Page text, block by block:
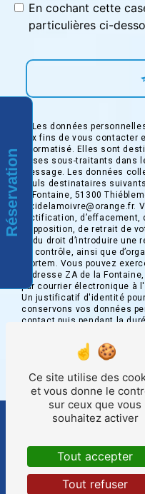
En cochant cette
particulières ci-
** Les données
aux fins de vous
informatisé. Elles sont
et ses sous-traitants dans
message. Les données
seuls destinataires
la Fontaine, 51300
taxidelamoivre@orange.fr.
rectification,
d’opposition, de retrait de
et du droit d’introduire une
de contrôle, ainsi que
mortem. Vous pouvez
l'adresse ZA de la
par courrier électronique à
Un justificatif d'identité
conservons vos données
contact puis pendant la
probatoires et de gestion
de vous inscrire sur la
téléphonique, disponible à
Consultez le site cnil.fr
Réservation
Ce site utilise des
et vous donne le
sur ceux que vous
souhaitez activer
Tout accepter
Tout refuser